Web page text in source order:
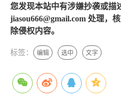
您发现本站中有涉嫌抄袭或描
jiasou666@gmail.com 处理，
除侵权内容。
标签： 编辑 选中 文字